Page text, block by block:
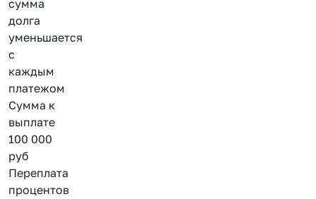
сумма
долга
уменьшается
с
каждым
платежом
Сумма к
выплате
100 000
руб
Переплата
процентов